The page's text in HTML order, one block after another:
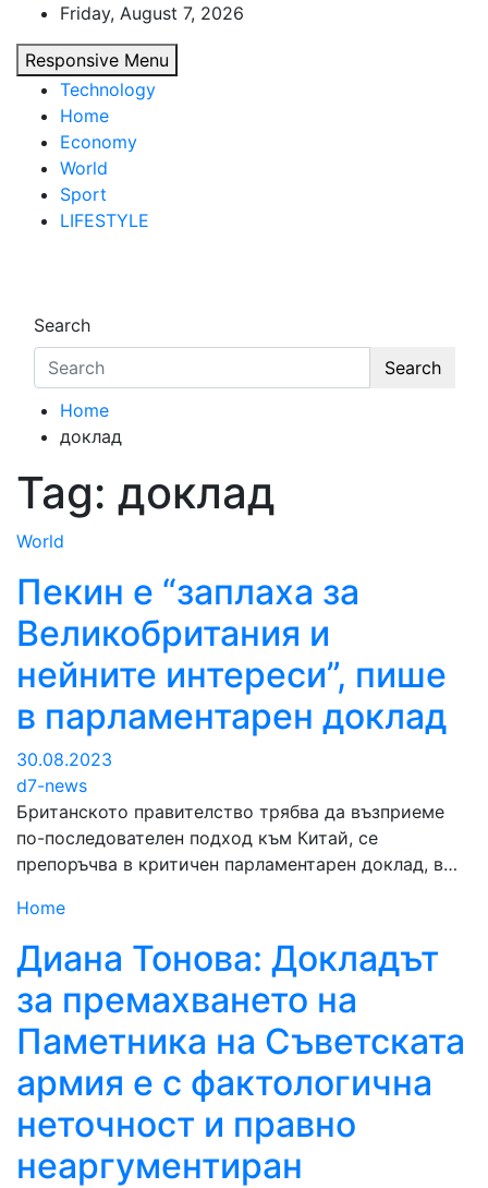
content
Friday, August 7, 2026
Responsive Menu
Technology
Home
Economy
World
Sport
LIFESTYLE
Search
Search
Home
доклад
Tag: доклад
World
Пекин е “заплаха за
Великобритания и
нейните интереси”, пише
в парламентарен доклад
30.08.2023
d7-news
Британското правителство трябва да възприеме
по-последователен подход към Китай, се
препоръчва в критичен парламентарен доклад, в…
Home
Диана Тонова: Докладът
за премахването на
Паметника на Съветската
армия е с фактологична
неточност и правно
неаргументиран